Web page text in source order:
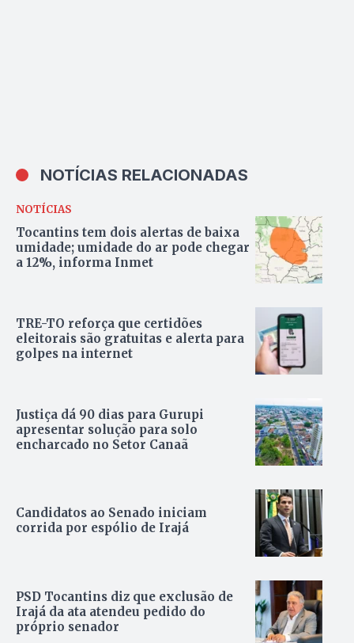
NOTÍCIAS RELACIONADAS
NOTÍCIAS
Tocantins tem dois alertas de baixa
umidade; umidade do ar pode chegar
a 12%, informa Inmet
TRE-TO reforça que certidões
eleitorais são gratuitas e alerta para
golpes na internet
Justiça dá 90 dias para Gurupi
apresentar solução para solo
encharcado no Setor Canaã
Candidatos ao Senado iniciam
corrida por espólio de Irajá
PSD Tocantins diz que exclusão de
Irajá da ata atendeu pedido do
próprio senador